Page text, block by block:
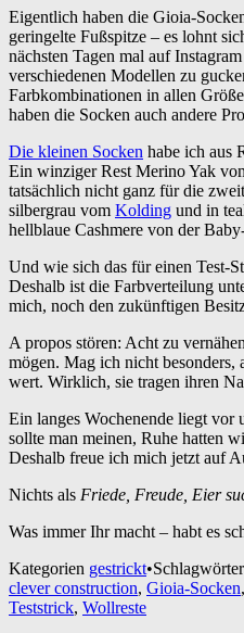
Eigentlich haben die Gioia-
geringelte Fußspitze – es lohnt
nächsten Tagen mal auf
verschiedenen Modellen zu
Farbkombinationen in allen
haben die Socken auch andere
Die kleinen Socken habe ich aus
Ein winziger Rest Merino Yak
tatsächlich nicht ganz für die
silbergrau vom Kolding und in
hellblaue Cashmere von der
Und wie sich das für einen Test-
Deshalb ist die Farbverteilung
mich, noch den zukünftigen
A propos stören: Acht zu
mögen. Mag ich nicht besonders,
wert. Wirklich, sie tragen ihren
Ein langes Wochenende liegt
sollte man meinen, Ruhe hatten
Deshalb freue ich mich jetzt auf
Nichts als Friede, Freude, Eier
Was immer Ihr macht – habt es
Kategorien gestrickt•Schlagwörter
clever construction, Gioia-Socken,
Teststrick, Wollreste